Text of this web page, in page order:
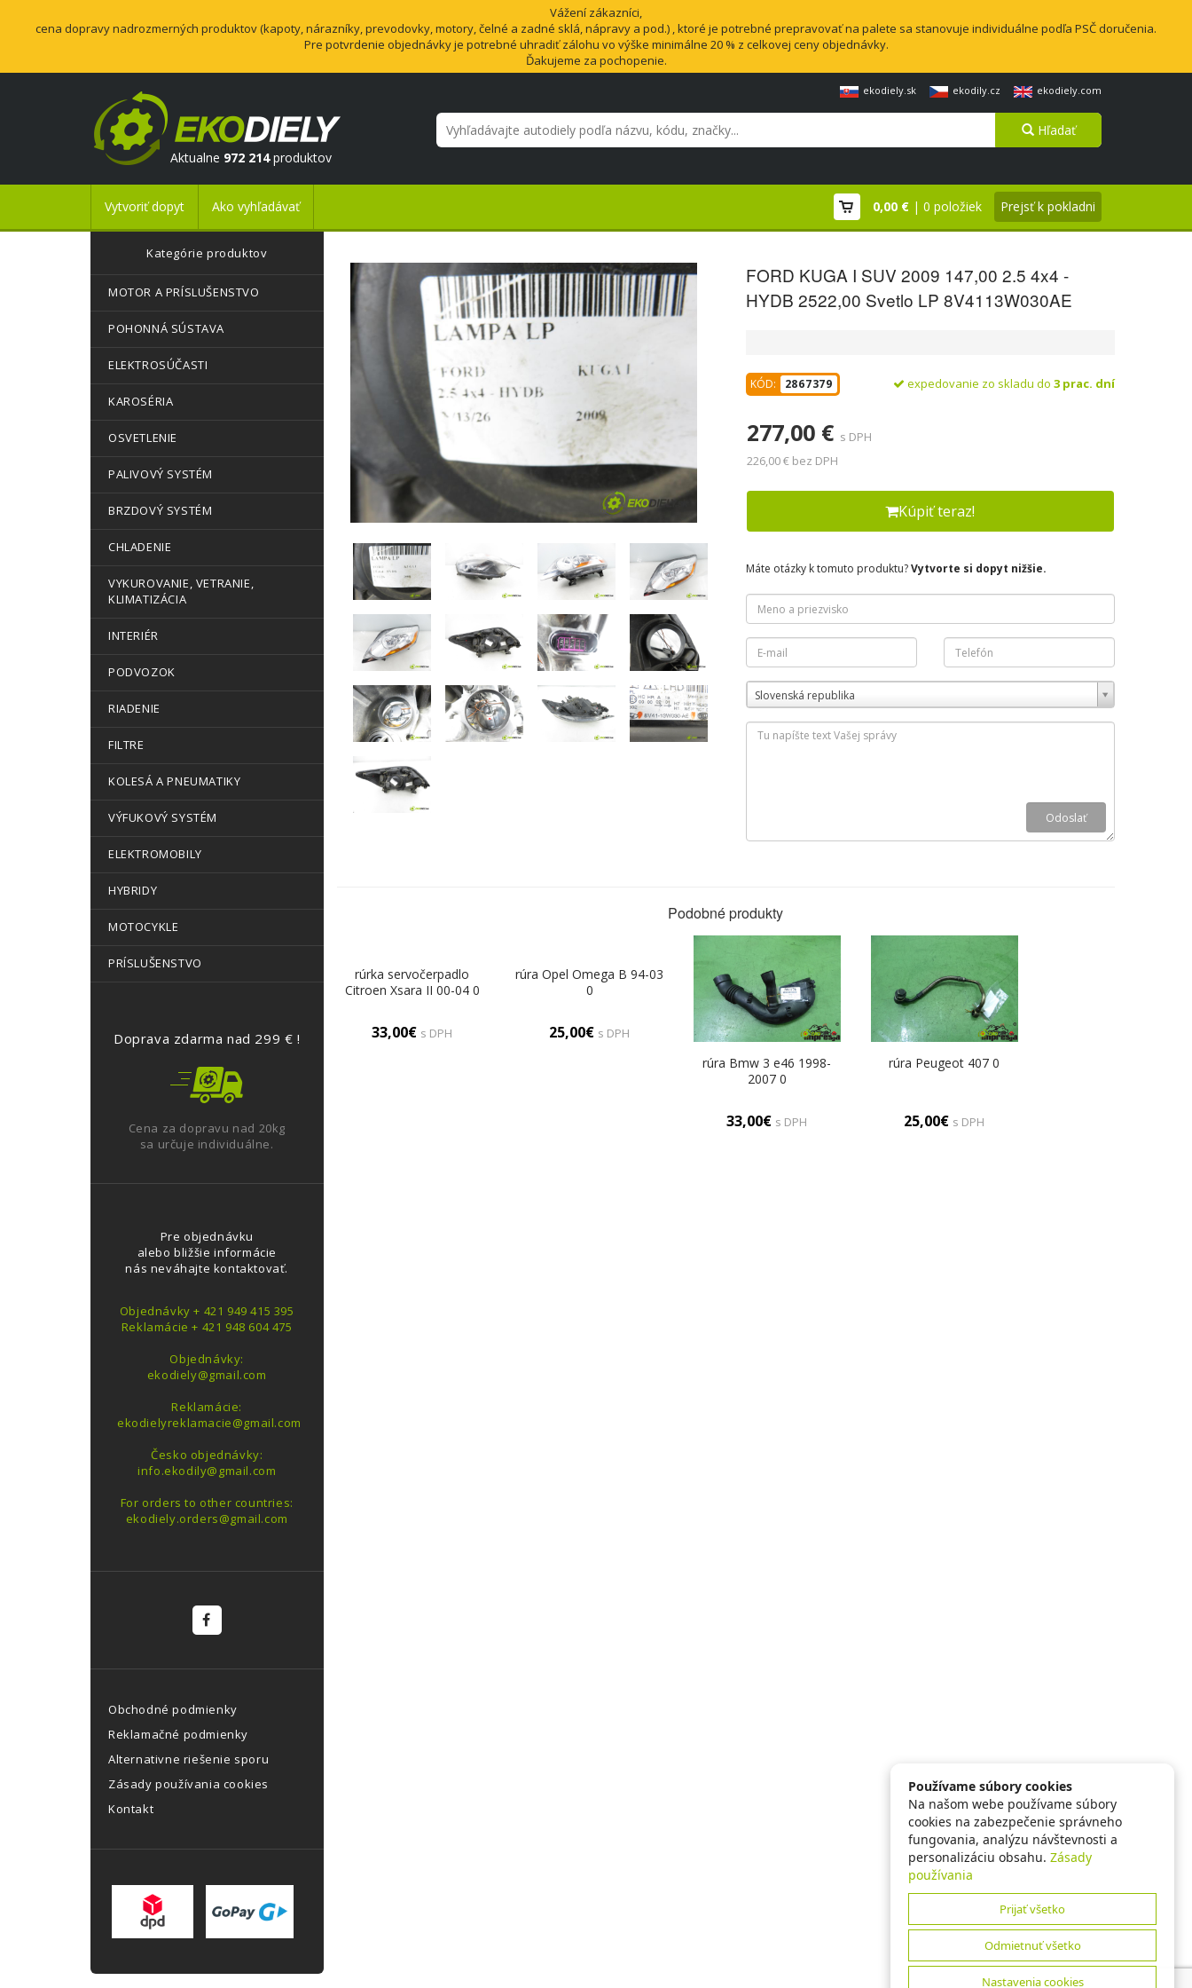
Vážení zákazníci,
cena dopravy nadrozmerných produktov (kapoty, nárazníky, prevodovky, motory, čelné a zadné sklá, nápravy a pod.) , ktoré je potrebné prepravovať na palete sa stanovuje individuálne podľa PSČ doručenia.
Pre potvrdenie objednávky je potrebné uhradiť zálohu vo výške minimálne 20 % z celkovej ceny objednávky.
Ďakujeme za pochopenie.
ekodiely.sk ekodily.cz ekodiely.com
Aktualne 972 214produktov
Hľadať
Vytvoriť dopyt Ako vyhľadávať 0,00 € | 0 položiek Prejsť k pokladni
Kategórie produktov
MOTOR A PRÍSLUŠENSTVO
POHONNÁ SÚSTAVA
ELEKTROSÚČASTI
KAROSÉRIA
OSVETLENIE
PALIVOVÝ SYSTÉM
BRZDOVÝ SYSTÉM
CHLADENIE
VYKUROVANIE, VETRANIE,
KLIMATIZÁCIA
INTERIÉR
PODVOZOK
RIADENIE
FILTRE
KOLESÁ A PNEUMATIKY
VÝFUKOVÝ SYSTÉM
ELEKTROMOBILY
HYBRIDY
MOTOCYKLE
PRÍSLUŠENSTVO
Doprava zdarma nad 299 € !
Cena za dopravu nad 20kg
sa určuje individuálne.
Pre objednávku
alebo bližšie informácie
nás neváhajte kontaktovať.
Objednávky + 421 949 415 395
Reklamácie + 421 948 604 475
Objednávky:
ekodiely@gmail.com
Reklamácie:
ekodielyreklamacie@gmail.com
Česko objednávky:
info.ekodily@gmail.com
For orders to other countries:
ekodiely.orders@gmail.com
Obchodné podmienky
Reklamačné podmienky
Alternativne riešenie sporu
Zásady používania cookies
Kontakt
FORD KUGA I SUV 2009 147,00 2.5 4x4 -
HYDB 2522,00 Svetlo LP 8V4113W030AE
KÓD: 2867379 expedovanie zo skladu do 3 prac. dní
277,00 € s DPH
226,00 € bez DPH
Kúpiť teraz!
Máte otázky k tomuto produktu?Vytvorte si dopyt nižšie.
Slovenská republika
Podobné produkty
rúrka servočerpadlo
Citroen Xsara II 00-04 0
33,00€ s DPH
rúra Opel Omega B 94-03
0
25,00€ s DPH
rúra Bmw 3 e46 1998-
2007 0
33,00€ s DPH
rúra Peugeot 407 0
25,00€ s DPH
Používame súbory cookies
Na našom webe používame súbory
cookies na zabezpečenie správneho
fungovania, analýzu návštevnosti a
personalizáciu obsahu. Zásady
používania
Prijať všetko
Odmietnuť všetko
Nastavenia cookies